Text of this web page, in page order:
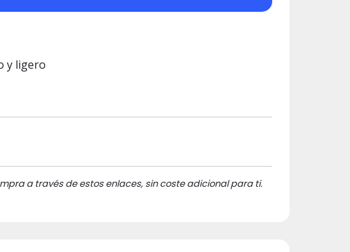
y ligero
a través de estos enlaces, sin coste adicional para ti.